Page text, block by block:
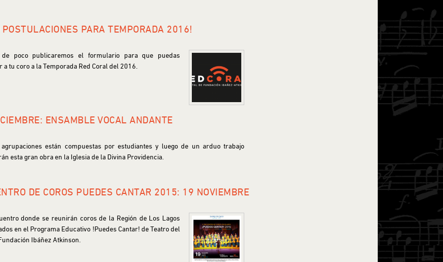
POSTULACIONES PARA TEMPORADA 2016!
de poco publicaremos el formulario para que puedas
a tu coro a la Temporada Red Coral del 2016.
ENSAMBLE VOCAL ANDANTE
están compuestas por estudiantes y luego de un arduo trabajo
esta gran obra en la Iglesia de la Divina Providencia.
DE COROS PUEDES CANTAR 2015: 19 NOVIEMBRE
donde se reunirán coros de la Región de Los Lagos
en el Programa Educativo !Puedes Cantar! de Teatro del
Ibáñez Atkinson.